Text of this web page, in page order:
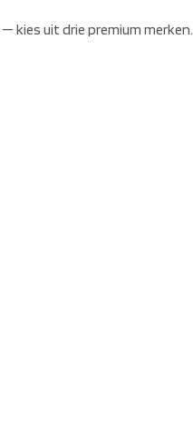
kies uit drie premium merken.